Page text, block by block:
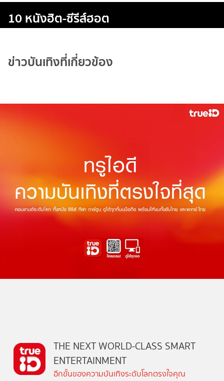
10 หนังฮิต-ซีรีส์ฮอต
ข่าวบันเทิงที่เกี่ยวข้อง
THE NEXT WORLD-CLASS SMART
ENTERTAINMENT
อีกขั้นของความบันเทิงระดับโลกตรงใจคุณ